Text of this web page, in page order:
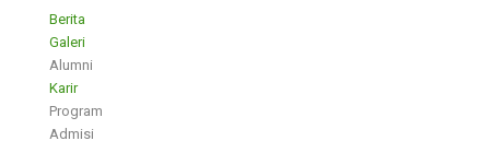
Berita
Galeri
Alumni
Karir
Program
Admisi